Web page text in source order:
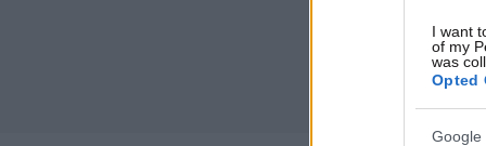
I want
of my
was
Opted
Google